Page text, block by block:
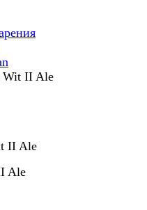
Wit II Ale
Ale